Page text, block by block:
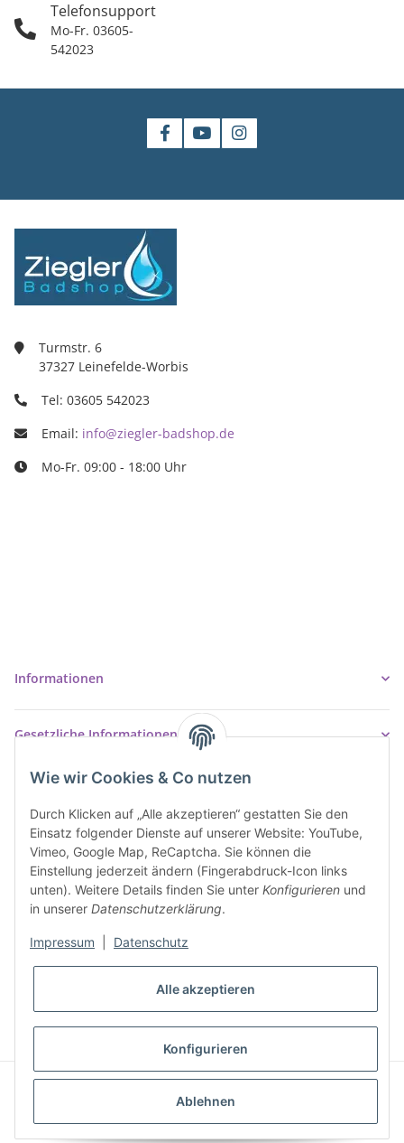
Wie wir Cookies & Co nutzen
Durch Klicken auf „Alle akzeptieren“ gestatten Sie den
Einsatz folgender Dienste auf unserer Website: YouTube,
Vimeo, Google Map, ReCaptcha. Sie können die
Einstellung jederzeit ändern (Fingerabdruck-Icon links
unten). Weitere Details finden Sie unter Konfigurieren und
in unserer Datenschutzerklärung.
Impressum Datenschutz
Alle akzeptieren
Konfigurieren
Ablehnen
Telefonsupport
Mo-Fr. 03605-
542023
Turmstr. 6
37327 Leinefelde-Worbis
Tel: 03605 542023
Email: info@ziegler-badshop.de
Mo-Fr. 09:00 - 18:00 Uhr
Informationen
Gesetzliche Informationen
* Alle Preise inkl. gesetzlicher USt., inkl.
VERTRAG WIDERRUFEN
© Ziegler Badshop
JTL-Shop|FIRE JTL-Shop Template